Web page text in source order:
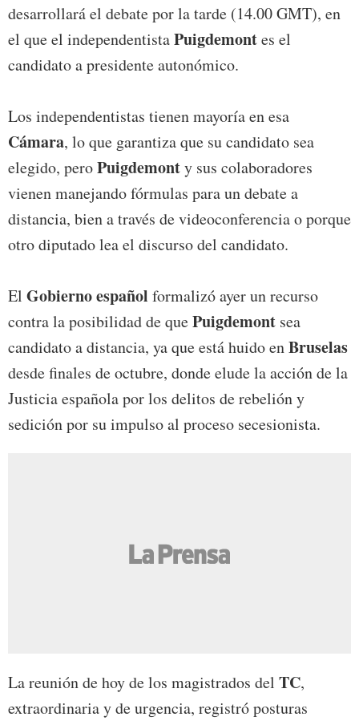
desarrollará el debate por la tarde (14.00 GMT), en
el que el independentistaPuigdemontes el
candidato a presidente autonómico.
Los independentistas tienen mayoría en esa
Cámara, lo que garantiza que su candidato sea
elegido, peroPuigdemonty sus colaboradores
vienen manejando fórmulas para un debate a
distancia, bien a través de videoconferencia o porque
otro diputado lea el discurso del candidato.
El Gobiernoespañol formalizó ayer un recurso
contra la posibilidad de quePuigdemont sea
candidato a distancia, ya que está huido enBruselas
desde finales de octubre, donde elude la acción de la
Justicia española por los delitos de rebelión y
sedición por su impulso al proceso secesionista.
La reunión de hoy de los magistrados del TC,
extraordinaria y de urgencia, registró posturas